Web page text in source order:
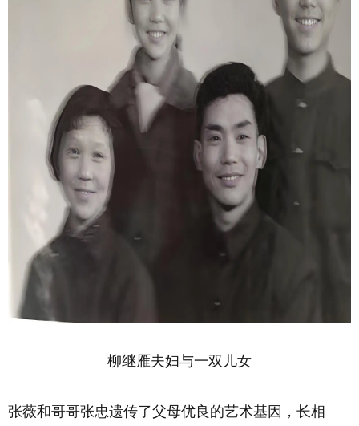
柳继雁夫妇与一双儿女
张薇和哥哥张忠遗传了父母优良的艺术基因，长相